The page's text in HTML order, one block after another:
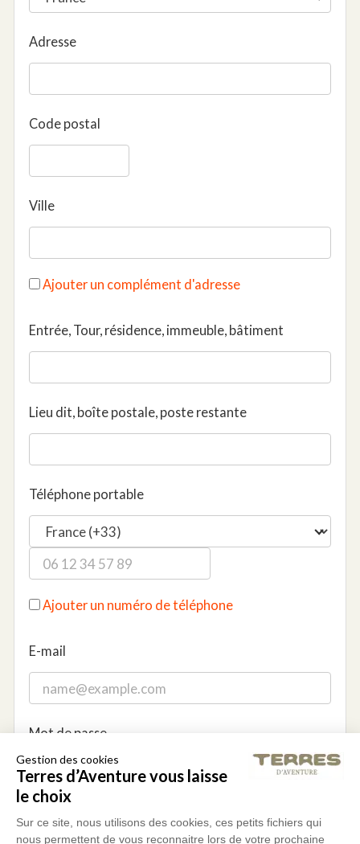
Gestion des cookies
Terres d’Aventure vous laisse
le choix
Sur ce site, nous utilisons des cookies, ces petits fichiers qui
nous permettent de vous reconnaitre lors de votre prochaine
Adresse
Code postal
Ville
Ajouter un complément d'adresse
Entrée, Tour, résidence, immeuble, bâtiment
Lieu dit, boîte postale, poste restante
Téléphone portable
Ajouter un numéro de téléphone
E-mail
Mot de passe
8 caractères minimum
1 majuscule
1 chiffre